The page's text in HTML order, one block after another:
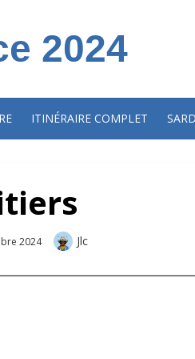
2024
ITINÉRAIRE COMPLET
2024 Author
Jlc